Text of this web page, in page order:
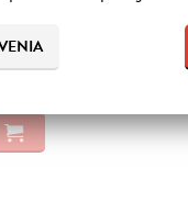
k napísaniu tejto knihy.